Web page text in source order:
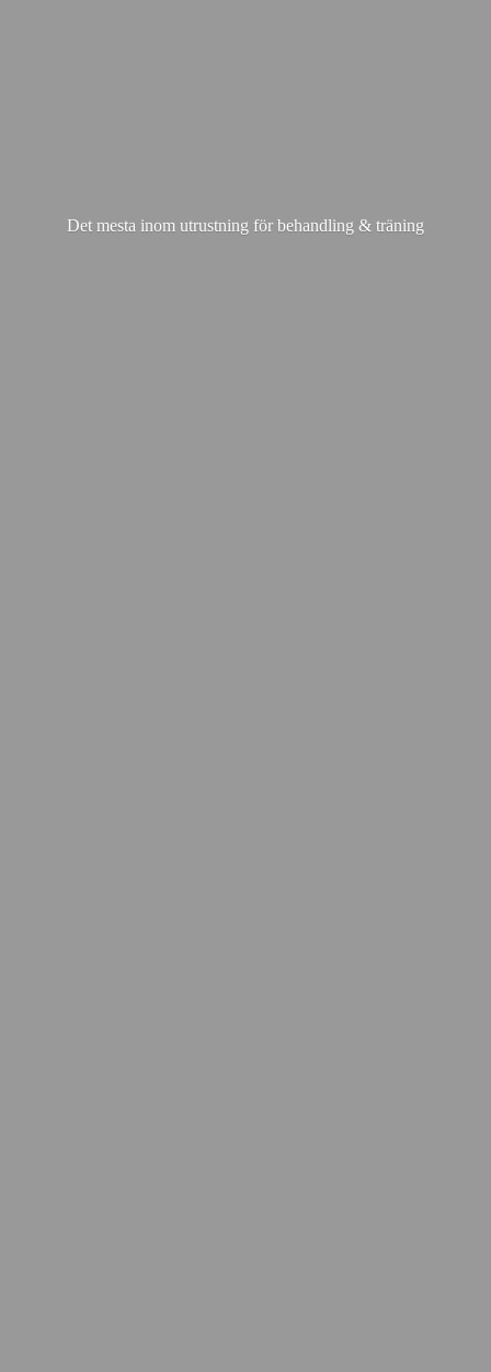
Det mesta inom utrustning för behandling & träning